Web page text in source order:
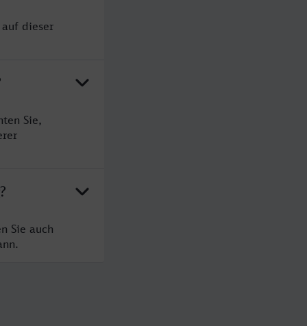
dieser
Sie,
Sie auch